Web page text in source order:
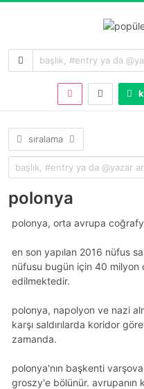
sıralama
polonya
polonya, orta avrupa
en son yapılan 2016 nüfus
nüfusu bugün için 40 milyon
edilmektedir.
polonya, napolyon ve nazi
karşı saldırılarda koridor
zamanda.
polonya'nın başkenti
groszy'e bölünür. avrupanın